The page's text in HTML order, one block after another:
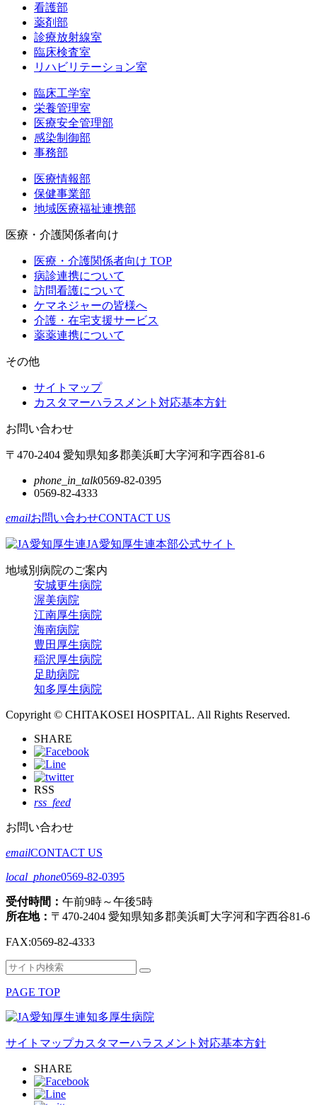
看護部
薬剤部
診療放射線室
臨床検査室
リハビリテーション室
臨床工学室
栄養管理室
医療安全管理部
感染制御部
事務部
医療情報部
保健事業部
地域医療福祉連携部
医療・介護関係者向け
医療・介護関係者向け TOP
病診連携について
訪問看護について
ケマネジャーの皆様へ
介護・在宅支援サービス
薬薬連携について
その他
サイトマップ
カスタマーハラスメント対応基本方針
お問い合わせ
〒470-2404 愛知県知多郡美浜町大字河和字西谷81-6
phone_in_talk0569-82-0395
0569-82-4333
emailお問い合わせCONTACT US
JA愛知厚生連本部公式サイト
地域別病院のご案内
安城更生病院
渥美病院
江南厚生病院
海南病院
豊田厚生病院
稲沢厚生病院
足助病院
知多厚生病院
Copyright © CHITAKOSEI HOSPITAL. All Rights Reserved.
SHARE
RSS
rss_feed
お問い合わせ
emailCONTACT US
local_phone0569-82-0395
受付時間： 午前9時～午後5時
所在地： 〒470-2404 愛知県知多郡美浜町大字河和字西谷81-6
FAX:0569-82-4333
検
対
象:
検
PAGE TOP
サイトマップカスタマーハラスメント対応基本方針
SHARE